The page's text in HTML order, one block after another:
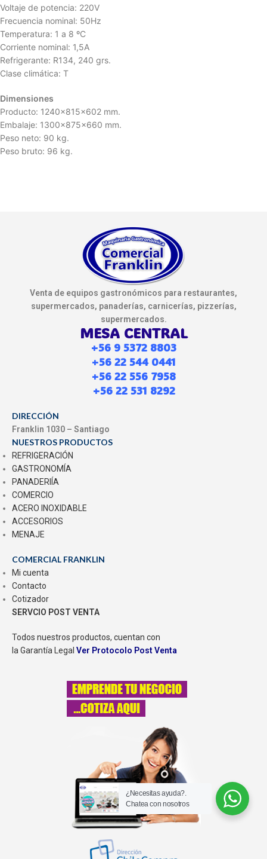
Voltaje de potencia: 220V
Frecuencia nominal: 50Hz
Temperatura: 1 a 8 ºC
Corriente nominal: 1,5A
Refrigerante: R134, 240 grs.
Clase climática: T
Dimensiones
Producto: 1240x815x602 mm.
Embalaje: 1300x875x660 mm.
Peso neto: 90 kg.
Peso bruto: 96 kg.
Venta de equipos gastronómicos para restaurantes,
supermercados, panaderías, carnicerías, pizzerías,
supermercados.
MESA CENTRAL
+56 9 5372 8803
+56 22 544 0441
+56 22 556 7958
+56 22 531 8292
DIRECCIÓN
Franklin 1030 – Santiago
NUESTROS PRODUCTOS
REFRIGERACIÓN
GASTRONOMÍA
PANADERIÍA
COMERCIO
ACERO INOXIDABLE
ACCESORIOS
MENAJE
COMERCIAL FRANKLIN
Mi cuenta
Contacto
Cotizador
SERVCIO POST VENTA
Todos nuestros productos, cuentan con
la Garantía Legal Ver Protocolo Post Venta
¿Necesitas ayuda?.
Chatea con nosotros